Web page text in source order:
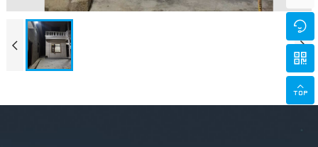
 


